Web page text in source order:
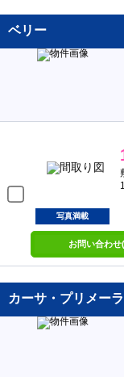
ベリー
写真満載
お問い合わせ
カーサ・プリメーラ